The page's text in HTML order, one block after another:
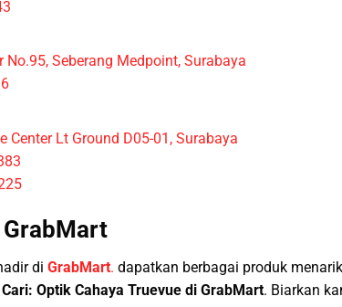
No.95, Seberang Medpoint, Surabaya
Center Lt Ground D05-01, Surabaya
di GrabMart. dapatkan berbagai produk
Cari: Optik Cahaya Truevue di GrabMart. Biarkan